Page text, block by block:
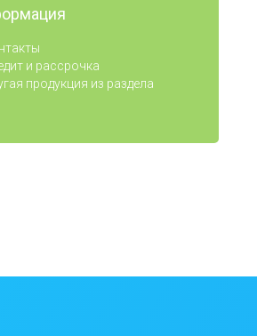
и рассрочка
продукция из раздела